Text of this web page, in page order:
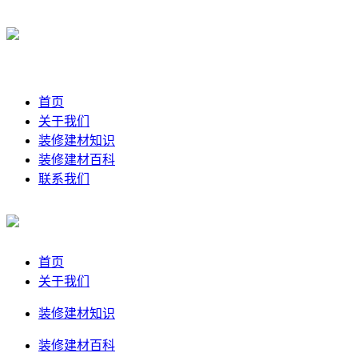
首页
关于我们
装修建材知识
装修建材百科
联系我们
首页
关于我们
装修建材知识
装修建材百科